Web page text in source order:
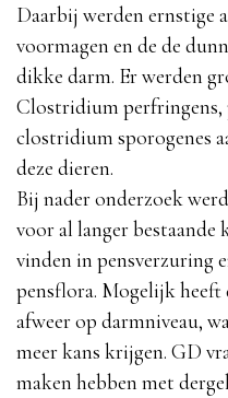
Daarbij werden ernstige
voormagen en de de
dikke darm. Er werden
Clostridium
clostridium sporogenes
deze dieren.
Bij nader onderzoek
voor al langer
vinden in pensverzuring
pensflora. Mogelijk heeft
afweer op darmniveau,
meer kans krijgen. GD
maken hebben met